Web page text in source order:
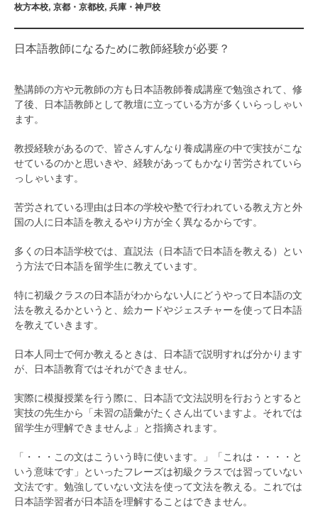
枚方本校, 京都・京都校, 兵庫・神戸校
日本語教師になるために教師経験が必要？
塾講師の方や元教師の方も日本語教師養成講座で勉強されて、修
了後、日本語教師として教壇に立っている方が多くいらっしゃい
ます。
教授経験があるので、皆さんすんなり養成講座の中で実技がこな
せているのかと思いきや、経験があってもかなり苦労されていら
っしゃいます。
苦労されている理由は日本の学校や塾で行われている教え方と外
国の人に日本語を教えるやり方が全く異なるからです。
多くの日本語学校では、直説法（日本語で日本語を教える）とい
う方法で日本語を留学生に教えています。
特に初級クラスの日本語がわからない人にどうやって日本語の文
法を教えるかというと、絵カードやジェスチャーを使って日本語
を教えていきます。
日本人同士で何か教えるときは、日本語で説明すれば分かります
が、日本語教育ではそれができません。
実際に模擬授業を行う際に、日本語で文法説明を行おうとすると
実技の先生から「未習の語彙がたくさん出ていますよ。それでは
留学生が理解できませんよ」と指摘されます。
「・・・この文はこういう時に使います。」「これは・・・・と
いう意味です」といったフレーズは初級クラスでは習っていない
文法です。勉強していない文法を使って文法を教える。これでは
日本語学習者が日本語を理解することはできません。